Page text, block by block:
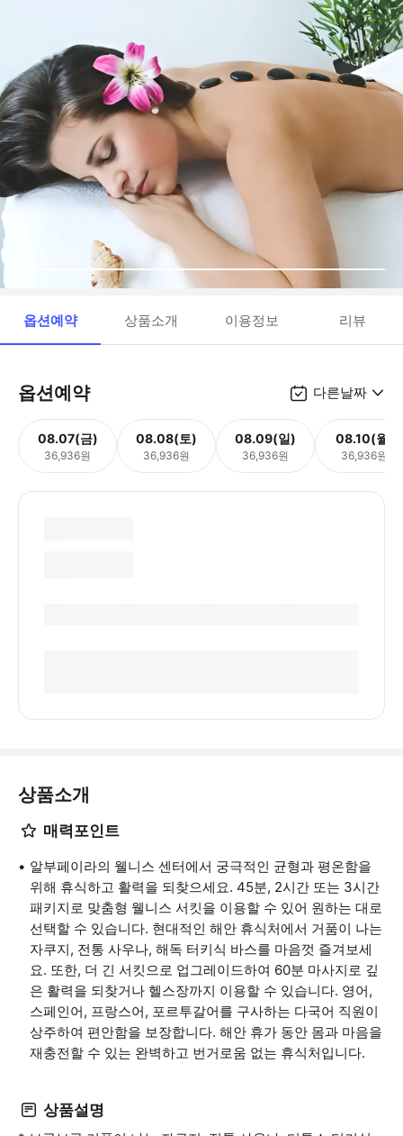
옵션예약 상품소개 이용정보 리뷰
옵션예약 다른날짜
08.07(금)
36,936원
08.08(토)
36,936원
08.09(일)
36,936원
08.10(월)
36,936원
상품소개
매력포인트
알부페이라의 웰니스 센터에서 궁극적인 균형과 평온함을
위해 휴식하고 활력을 되찾으세요. 45분, 2시간 또는 3시간
패키지로 맞춤형 웰니스 서킷을 이용할 수 있어 원하는 대로
선택할 수 있습니다. 현대적인 해안 휴식처에서 거품이 나는
자쿠지, 전통 사우나, 해독 터키식 바스를 마음껏 즐겨보세
요. 또한, 더 긴 서킷으로 업그레이드하여 60분 마사지로 깊
은 활력을 되찾거나 헬스장까지 이용할 수 있습니다. 영어,
스페인어, 프랑스어, 포르투갈어를 구사하는 다국어 직원이
상주하여 편안함을 보장합니다. 해안 휴가 동안 몸과 마음을
재충전할 수 있는 완벽하고 번거로움 없는 휴식처입니다.
상품설명